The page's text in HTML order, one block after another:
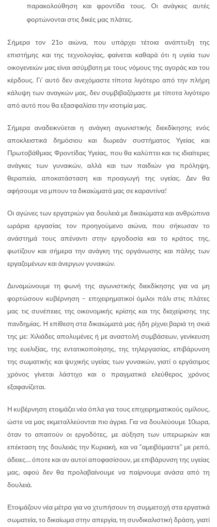
παρακολούθηση και φροντίδα τους. Οι ανάγκες αυτές
φορτώνονται στις δικές μας πλάτες.
Σήμερα τον 21ο αιώνα, που υπάρχει τέτοια ανάπτυξη της
επιστήμης και της τεχνολογίας, φαίνεται καθαρά ότι η υγεία των
οικογενειών μας είναι ασύμβατη με τους νόμους της αγοράς και του
κέρδους. Γι’ αυτό δεν ανεχόμαστε τίποτα λιγότερο από την πλήρη
κάλυψη των αναγκών μας, δεν συμβιβαζόμαστε με τίποτα λιγότερο
από αυτό που θα εξασφαλίσει την ισοτιμία μας.
Σήμερα αναδεικνύεται η ανάγκη αγωνιστικής διεκδίκησης ενός
αποκλειστικά δημόσιου και δωρεάν συστήματος Υγείας και
Πρωτοβάθμιας Φροντίδας Υγείας, που θα καλύπτει και τις ιδιαίτερες
ανάγκες των γυναικών, αλλά και των παιδιών για πρόληψη,
θεραπεία, αποκατάσταση και προαγωγή της υγείας. Δεν θα
αφήσουμε να μπουν τα δικαιώματά μας σε καραντίνα!
Οι αγώνες των εργατριών για δουλειά με δικαιώματα και ανθρώπινα
ωράρια εργασίας τον προηγούμενο αιώνα, που σήκωσαν το
ανάστημά τους απέναντι στην εργοδοσία και το κράτος της,
φωτίζουν και σήμερα την ανάγκη της οργάνωσης και πάλης των
εργαζομένων και άνεργων γυναικών.
Δυναμώνουμε τη φωνή της αγωνιστικής διεκδίκησης για να μη
φορτώσουν κυβέρνηση – επιχειρηματικοί όμιλοι πάλι στις πλάτες
μας τις συνέπειες της οικονομικής κρίσης και της διαχείρισης της
πανδημίας. Η επίθεση στα δικαιώματά μας ήδη ρίχνει βαριά τη σκιά
της με: Χιλιάδες απολυμένες ή με αναστολή συμβάσεων, γενίκευση
της ευελιξίας, της εντατικοποίησης, της τηλεργασίας, επιβάρυνση
της σωματικής και ψυχικής υγείας των γυναικών, γιατί ο εργάσιμος
χρόνος γίνεται λάστιχο και ο πραγματικά ελεύθερος χρόνος
εξαφανίζεται.
Η κυβέρνηση ετοιμάζει νέα όπλα για τους επιχειρηματικούς ομίλους,
ώστε να μας εκμεταλλεύονται πιο άγρια. Για να δουλεύουμε 10ωρα,
όταν το απαιτούν οι εργοδότες, με αύξηση των υπερωριών και
επέκταση της δουλειάς την Κυριακή, και να “αμειβόμαστε” με ρεπό,
άδειες… όποτε και αν αυτοί αποφασίσουν, με επιβάρυνση της υγείας
μας, αφού δεν θα προλαβαίνουμε να παίρνουμε ανάσα από τη
δουλειά.
Ετοιμάζουν νέα μέτρα για να χτυπήσουν τη συμμετοχή στα εργατικά
σωματεία, το δικαίωμα στην απεργία, τη συνδικαλιστική δράση, γιατί